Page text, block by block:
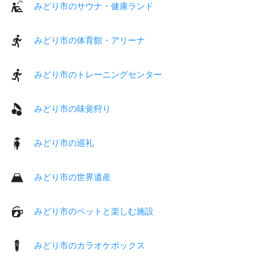
みどり市のサウナ・健康ランド
みどり市の体育館・アリーナ
みどり市のトレーニングセンター
みどり市の味覚狩り
みどり市の巡礼
みどり市の世界遺産
みどり市のペットと楽しむ施設
みどり市のカラオケボックス